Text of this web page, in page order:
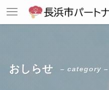
おしらせ – category –